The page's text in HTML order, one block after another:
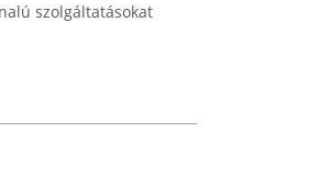
szolgáltatásokat